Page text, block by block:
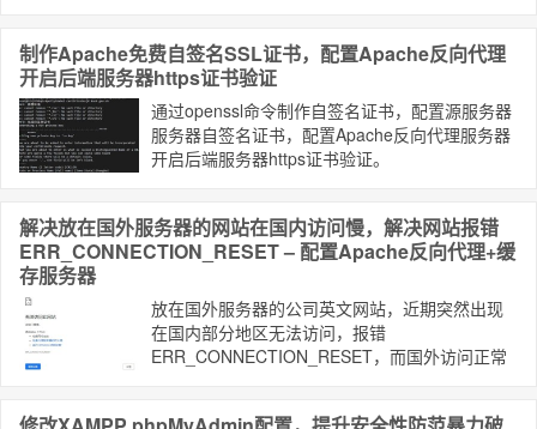
内存，拖慢电脑运行速度。
制作Apache免费自签名SSL证书，配置Apache反向代理
开启后端服务器https证书验证
通过openssl命令制作自签名证书，配置源服务器
服务器自签名证书，配置Apache反向代理服务器
开启后端服务器https证书验证。
解决放在国外服务器的网站在国内访问慢，解决网站报错
ERR_CONNECTION_RESET – 配置Apache反向代理+缓
存服务器
放在国外服务器的公司英文网站，近期突然出现
在国内部分地区无法访问，报错
ERR_CONNECTION_RESET，而国外访问正常